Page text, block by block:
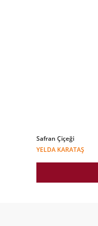
Safran Çiçeği
YELDA KARATAŞ